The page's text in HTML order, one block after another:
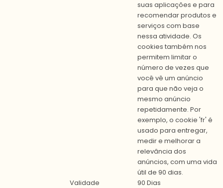
suas aplicações e para
recomendar produtos e
serviços com base
nessa atividade. Os
cookies também nos
permitem limitar o
número de vezes que
você vê um anúncio
para que não veja o
mesmo anúncio
repetidamente. Por
exemplo, o cookie 'fr' é
usado para entregar,
medir e melhorar a
relevância dos
anúncios, com uma vida
útil de 90 dias.
Validade
90 Dias